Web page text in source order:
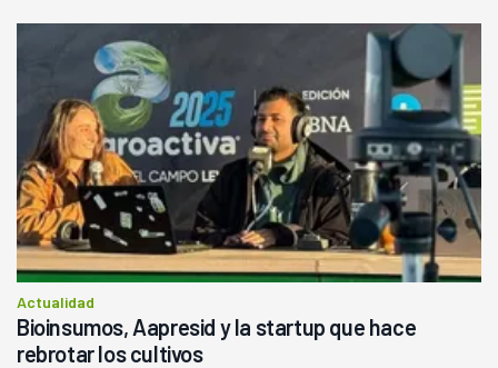
Actualidad
Bioinsumos, Aapresid y la startup que hace
rebrotar los cultivos